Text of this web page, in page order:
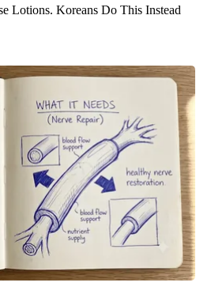
Lotions. Koreans Do This Instead